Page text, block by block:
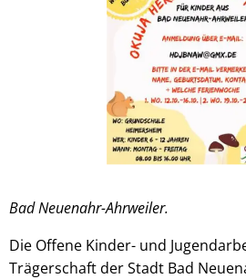
Bad Neuenahr-Ahrweiler.
Die Offene Kinder- und
Trägerschaft der Stadt Bad